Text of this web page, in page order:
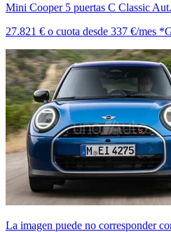
Mini Cooper 5 puertas C Classic Aut.
27.821 € o cuota desde 337 €/mes *
La imagen puede no corresponder